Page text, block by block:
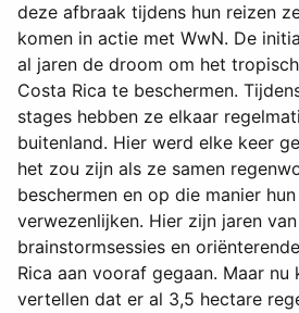
deze afbraak tijdens hun reizen
komen in actie met WwN. De
al jaren de droom om het
Costa Rica te beschermen.
stages hebben ze elkaar
buitenland. Hier werd elke keer
het zou zijn als ze samen
beschermen en op die manier
verwezenlijken. Hier zijn jaren
brainstormsessies en
Rica aan vooraf gegaan. Maar
vertellen dat er al 3,5 hectare